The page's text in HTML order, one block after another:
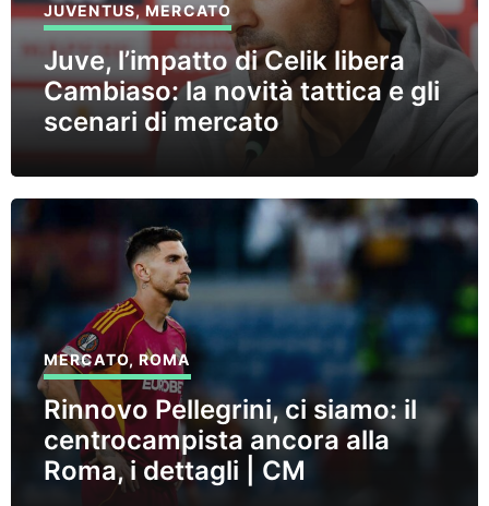
JUVENTUS,MERCATO
Juve, l’impatto di Celik libera
Cambiaso: la novità tattica e gli
scenari di mercato
MERCATO,ROMA
Rinnovo Pellegrini, ci siamo: il
centrocampista ancora alla
Roma, i dettagli | CM